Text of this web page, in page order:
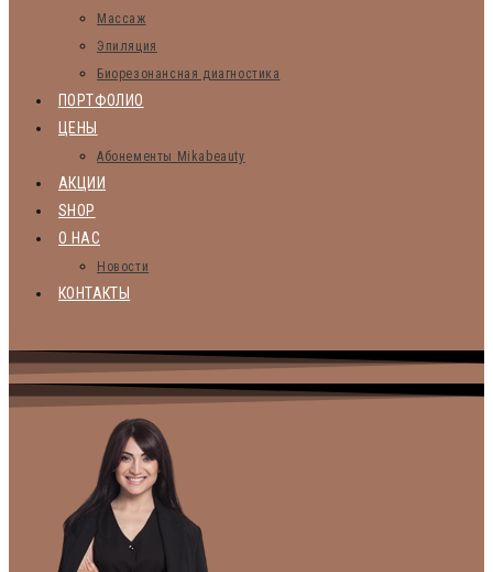
Массаж
Эпиляция
Биорезонансная диагностика
ПОРТФОЛИО
ЦЕНЫ
Абонементы Mikabeauty
АКЦИИ
SHOP
О НАС
Новости
КОНТАКТЫ